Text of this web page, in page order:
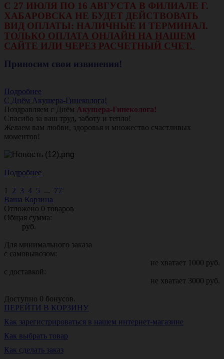
С 27 ИЮЛЯ ПО 16 АВГУСТА В ФИЛИАЛЕ Г.
ХАБАРОВСКА НЕ БУДЕТ ДЕЙСТВОВАТЬ
ВИД ОПЛАТЫ: НАЛИЧНЫЕ И ТЕРМИНАЛ.
ТОЛЬКО ОПЛАТА ОНЛАЙН НА НАШЕМ
САЙТЕ ИЛИ ЧЕРЕЗ РАСЧЕТНЫЙ СЧЕТ.
Приносим свои извинения!
Подробнее
С Днём Акушера-Гинеколога!
Поздравляем с Днём Акушера-Гинеколога!
Спасибо за ваш труд, заботу и тепло!
Желаем вам любви, здоровья и множество счастливых
моментов!
Подробнее
1 2 3 4 5 ... 77
Ваша Корзина
Отложено 0 товаров
Общая сумма:
руб.
Для минимального заказа
с самовывозом:
не хватает 1000 руб.
с доставкой:
не хватает 3000 руб.
Доступно 0 бонусов.
ПЕРЕЙТИ В КОРЗИНУ
Как зарегистрироваться в нашем интернет-магазине
Как выбрать товар
Как сделать заказ